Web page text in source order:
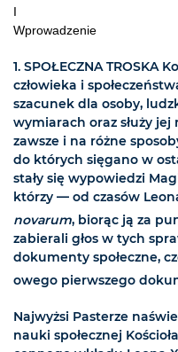
I
Wprowadzenie
1. SPOŁECZNA TROSKA
człowieka i
szacunek dla osoby,
wymiarach oraz służy jej
zawsze i na różne
do których sięgano w
stały się wypowiedzi
którzy — od czasów
novarum, biorąc ją za
zabierali głos w tych
dokumenty społeczne,
owego pierwszego
Najwyżsi Pasterze
nauki społecznej